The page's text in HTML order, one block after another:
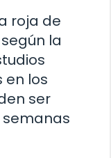
roja de
la
en los
ser